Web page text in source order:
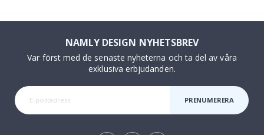
NAMLY DESIGN NYHETSBREV
Var först med de senaste nyheterna och ta del av våra
exklusiva erbjudanden.
PRENUMERERA